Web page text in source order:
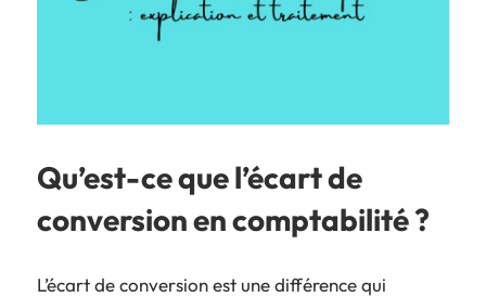
Qu’est-ce que l’écart de
conversion en comptabilité ?
L’écart de conversion est une différence qui